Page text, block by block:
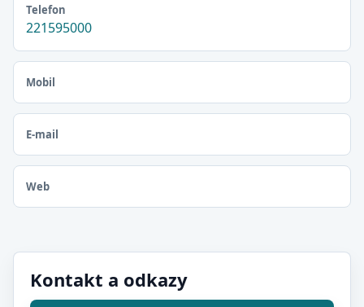
Telefon
221595000
Mobil
E-mail
Web
Kontakt a odkazy